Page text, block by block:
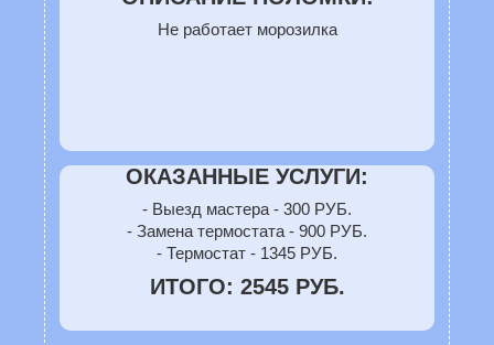
Не работает морозилка
ОКАЗАННЫЕ УСЛУГИ:
- Выезд мастера - 300 РУБ.
- Замена термостата - 900 РУБ.
- Термостат - 1345 РУБ.
ИТОГО: 2545 РУБ.